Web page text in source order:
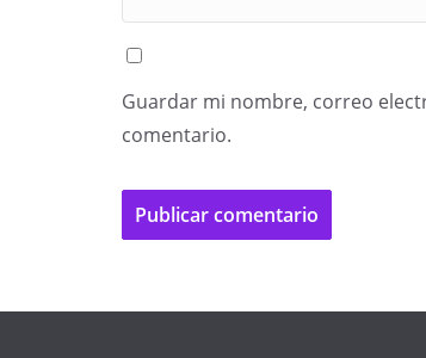
Guardar mi nombre, correo
comentario.